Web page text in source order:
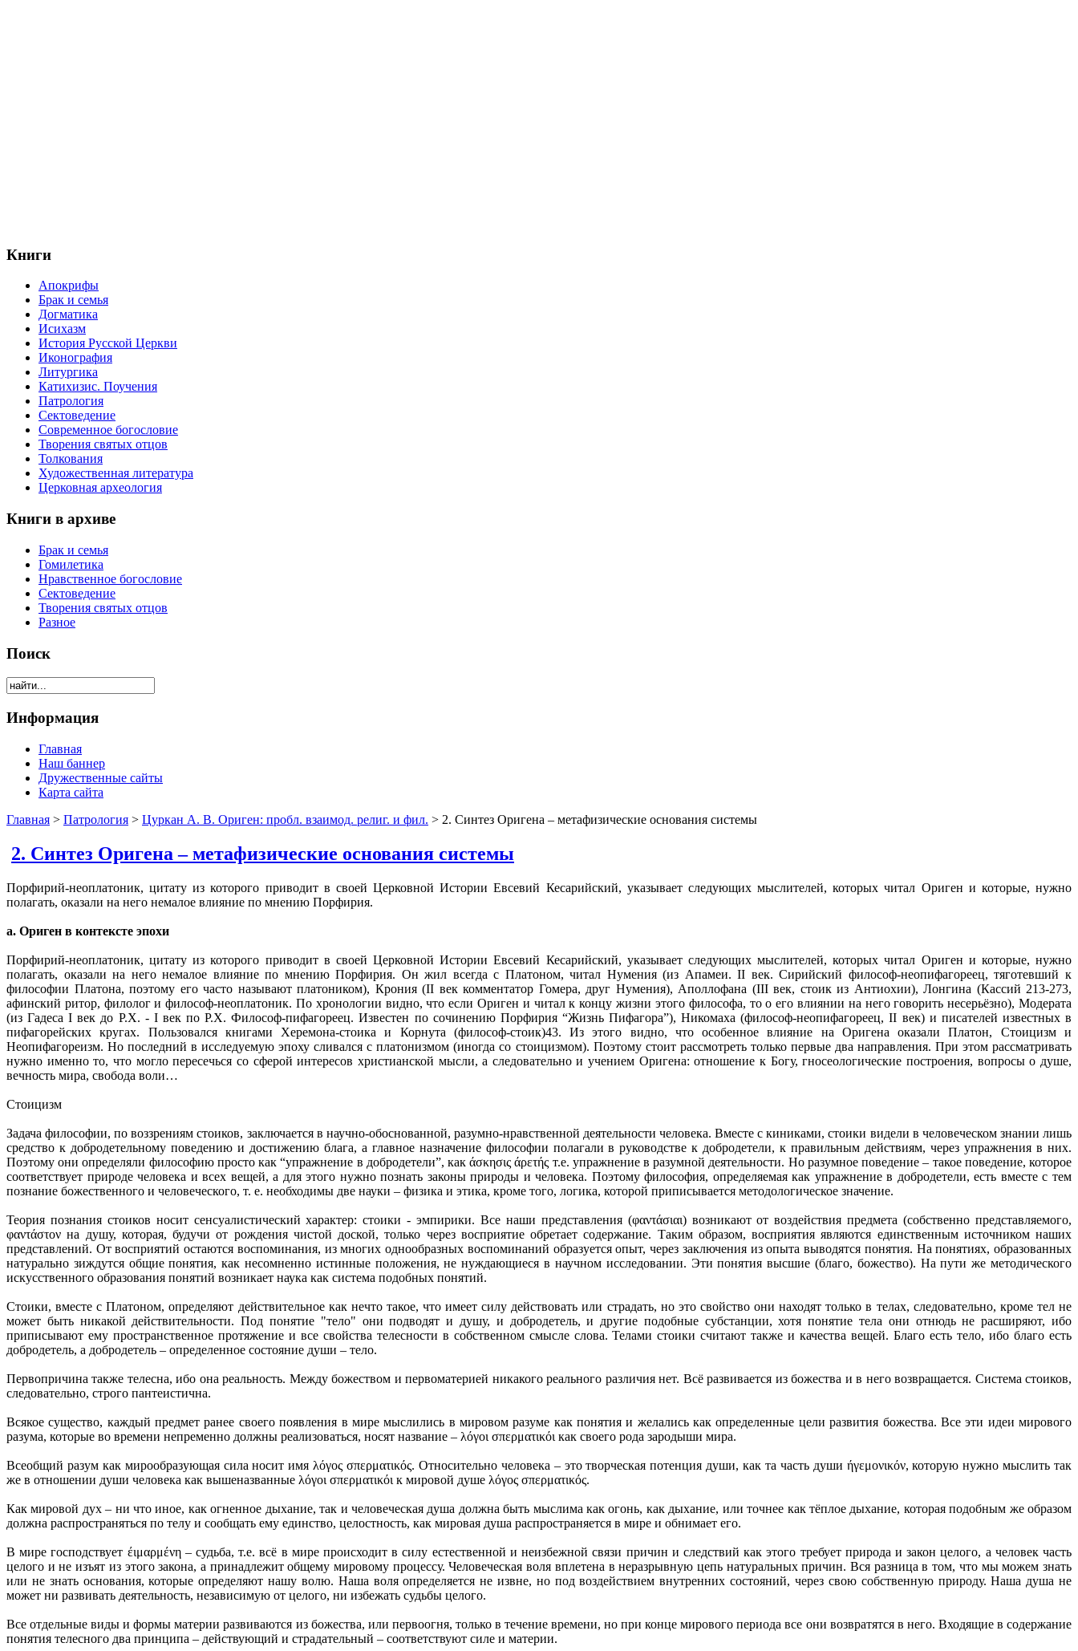
Книги
Апокрифы
Брак и семья
Догматика
Исихазм
История Русской Церкви
Иконография
Литургика
Катихизис. Поучения
Патрология
Сектоведение
Современное богословие
Творения святых отцов
Толкования
Художественная литература
Церковная археология
Книги в архиве
Брак и семья
Гомилетика
Нравственное богословие
Сектоведение
Творения святых отцов
Разное
Поиск
Информация
Главная
Наш баннер
Дружественные сайты
Карта сайта
Главная > Патрология > Цуркан А. В. Ориген: пробл. взаимод. религ. и фил. > 2. Синтез Оригена – метафизические основания системы
2. Синтез Оригена – метафизические основания системы
Порфирий-неоплатоник, цитату из которого приводит в своей Церковной Истории Евсевий Кесарийский, указывает следующих мыслителей, которых читал Ориген и которые, нужно
полагать, оказали на него немалое влияние по мнению Порфирия.
а. Ориген в контексте эпохи
Порфирий-неоплатоник, цитату из которого приводит в своей Церковной Истории Евсевий Кесарийский, указывает следующих мыслителей, которых читал Ориген и которые, нужно
полагать, оказали на него немалое влияние по мнению Порфирия. Он жил всегда с Платоном, читал Нумения (из Апамеи. II век. Сирийский философ-неопифагореец, тяготевший к
философии Платона, поэтому его часто называют платоником), Крония (II век комментатор Гомера, друг Нумения), Аполлофана (III век, стоик из Антиохии), Лонгина (Кассий 213-273,
афинский ритор, филолог и философ-неоплатоник. По хронологии видно, что если Ориген и читал к концу жизни этого философа, то о его влиянии на него говорить несерьёзно), Модерата
(из Гадеса I век до Р.Х. - I век по Р.Х. Философ-пифагореец. Известен по сочинению Порфирия “Жизнь Пифагора”), Никомаха (философ-неопифагореец, II век) и писателей известных в
пифагорейских кругах. Пользовался книгами Херемона-стоика и Корнута (философ-стоик)43. Из этого видно, что особенное влияние на Оригена оказали Платон, Стоицизм и
Неопифагореизм. Но последний в исследуемую эпоху сливался с платонизмом (иногда со стоицизмом). Поэтому стоит рассмотреть только первые два направления. При этом рассматривать
нужно именно то, что могло пересечься со сферой интересов христианской мысли, а следовательно и учением Оригена: отношение к Богу, гносеологические построения, вопросы о душе,
вечность мира, свобода воли…
Стоицизм
Задача философии, по воззрениям стоиков, заключается в научно-обоснованной, разумно-нравственной деятельности человека. Вместе с киниками, стоики видели в человеческом знании лишь
средство к добродетельному поведению и достижению блага, а главное назначение философии полагали в руководстве к добродетели, к правильным действиям, через упражнения в них.
Поэтому они определяли философию просто как “упражнение в добродетели”, как άσκησις άρετής т.е. упражнение в разумной деятельности. Но разумное поведение – такое поведение, которое
соответствует природе человека и всех вещей, а для этого нужно познать законы природы и человека. Поэтому философия, определяемая как упражнение в добродетели, есть вместе с тем
познание божественного и человеческого, т. е. необходимы две науки – физика и этика, кроме того, логика, которой приписывается методологическое значение.
Теория познания стоиков носит сенсуалистический характер: стоики - эмпирики. Все наши представления (φαντάσιαι) возникают от воздействия предмета (собственно представляемого,
φαντάστον на душу, которая, будучи от рождения чистой доской, только через восприятие обретает содержание. Таким образом, восприятия являются единственным источником наших
представлений. От восприятий остаются воспоминания, из многих однообразных воспоминаний образуется опыт, через заключения из опыта выводятся понятия. На понятиях, образованных
натурально зиждутся общие понятия, как несомненно истинные положения, не нуждающиеся в научном исследовании. Эти понятия высшие (благо, божество). На пути же методического
искусственного образования понятий возникает наука как система подобных понятий.
Стоики, вместе с Платоном, определяют действительное как нечто такое, что имеет силу действовать или страдать, но это свойство они находят только в телах, следовательно, кроме тел не
может быть никакой действительности. Под понятие "тело" они подводят и душу, и добродетель, и другие подобные субстанции, хотя понятие тела они отнюдь не расширяют, ибо
приписывают ему пространственное протяжение и все свойства телесности в собственном смысле слова. Телами стоики считают также и качества вещей. Благо есть тело, ибо благо есть
добродетель, а добродетель – определенное состояние души – тело.
Первопричина также телесна, ибо она реальность. Между божеством и первоматерией никакого реального различия нет. Всё развивается из божества и в него возвращается. Система стоиков,
следовательно, строго пантеистична.
Всякое существо, каждый предмет ранее своего появления в мире мыслились в мировом разуме как понятия и желались как определенные цели развития божества. Все эти идеи мирового
разума, которые во времени непременно должны реализоваться, носят название – λόγοι σπερματικόι как своего рода зародыши мира.
Всеобщий разум как мирообразующая сила носит имя λόγος σπερματικός. Относительно человека – это творческая потенция души, как та часть души ήγεμονικόν, которую нужно мыслить так
же в отношении души человека как вышеназванные λόγοι σπερματικόι к мировой душе λόγος σπερματικός.
Как мировой дух – ни что иное, как огненное дыхание, так и человеческая душа должна быть мыслима как огонь, как дыхание, или точнее как тёплое дыхание, которая подобным же образом
должна распространяться по телу и сообщать ему единство, целостность, как мировая душа распространяется в мире и обнимает его.
В мире господствует έιμαρμένη – судьба, т.е. всё в мире происходит в силу естественной и неизбежной связи причин и следствий как этого требует природа и закон целого, а человек часть
целого и не изъят из этого закона, а принадлежит общему мировому процессу. Человеческая воля вплетена в неразрывную цепь натуральных причин. Вся разница в том, что мы можем знать
или не знать основания, которые определяют нашу волю. Наша воля определяется не извне, но под воздействием внутренних состояний, через свою собственную природу. Наша душа не
может ни развивать деятельность, независимую от целого, ни избежать судьбы целого.
Все отдельные виды и формы материи развиваются из божества, или первоогня, только в течение времени, но при конце мирового периода все они возвратятся в него. Входящие в содержание
понятия телесного два принципа – действующий и страдательный – соответствуют силе и материи.